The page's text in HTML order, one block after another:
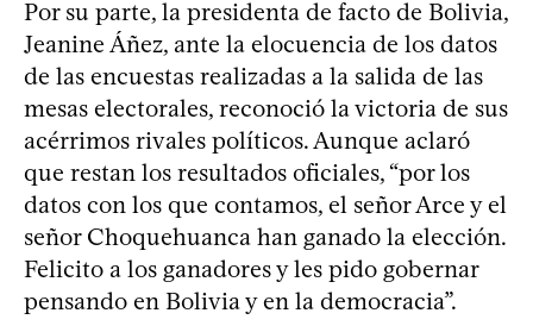
Por su parte, la presidenta de facto de Bolivia,
Jeanine Áñez, ante la elocuencia de los datos
de las encuestas realizadas a la salida de las
mesas electorales, reconoció la victoria de sus
acérrimos rivales políticos. Aunque aclaró
que restan los resultados oficiales, “por los
datos con los que contamos, el señor Arce y el
señor Choquehuanca han ganado la elección.
Felicito a los ganadores y les pido gobernar
pensando en Bolivia y en la democracia”.